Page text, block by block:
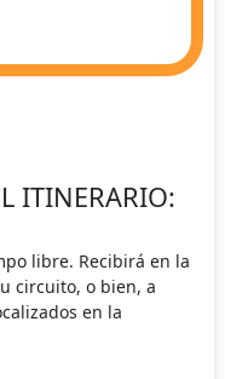
ITINERARIO:
libre. Recibirá en la
circuito, o bien, a
en la